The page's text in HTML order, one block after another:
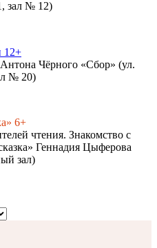
зал № 12)
12+
Чёрного «Сбор» (ул.
№ 20)
6+
чтения. Знакомство с
Геннадия Цыферова
зал)